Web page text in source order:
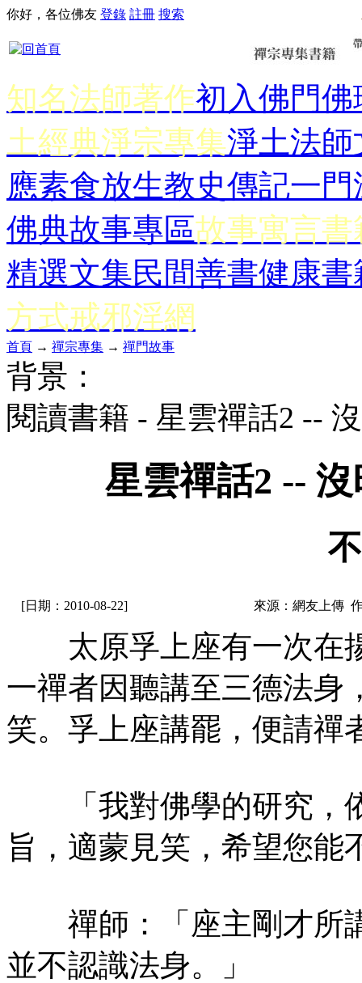
你好，各位佛友 登錄 註冊 搜索
知名法師著作初入佛門佛
土經典淨宗專集淨土法師
應素食放生教史傳記一門
佛典故事專區故事寓言書
精選文集民間善書健康書
方式戒邪淫網
首頁 → 禪宗專集 → 禪門故事
背景：
閱讀書籍 - 星雲禪話2 --
星雲禪話2 --
[日期：2010-08-22] 來源：網友上傳
太原孚上座有一次在
一禪者因聽講至三德法身
笑。孚上座講罷，便請禪
「我對佛學的研究，
旨，適蒙見笑，希望您能
禪師：「座主剛才所
並不認識法身。」